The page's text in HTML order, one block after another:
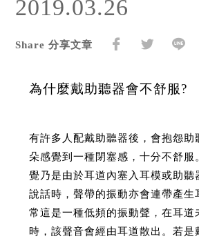
2019.03.26
Share 分享文章
為什麼戴助聽器會不舒服?
有許多人配戴助聽器後，會抱怨助
朵感覺到一種閉塞感，十分不舒服
覺乃是由於耳道內塞入耳模或助聽
說話時，聲帶的振動亦會連帶產生
常這是一種低頻的振動聲，在耳道
時，該聲音會經由耳道散出。若是